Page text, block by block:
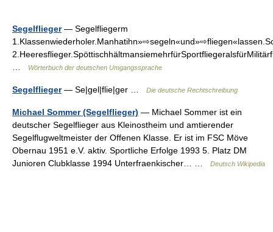
Segelflieger— Segelfliegerm
Wörterbuch der deutschen Umgangssprache
Segelflieger— Se|gel|flie|ger … Die deutsche Rechtschreibung
Michael Sommer (Segelflieger) — Michael Sommer ist ein
deutscher Segelflieger aus Kleinostheim und amtierender
Segelflugweltmeister der Offenen Klasse. Er ist im FSC Möve
Obernau 1951 e.V. aktiv. Sportliche Erfolge 1993 5. Platz DM
Junioren Clubklasse 1994 Unterfraenkischer… …
Deutsch Wikipedia